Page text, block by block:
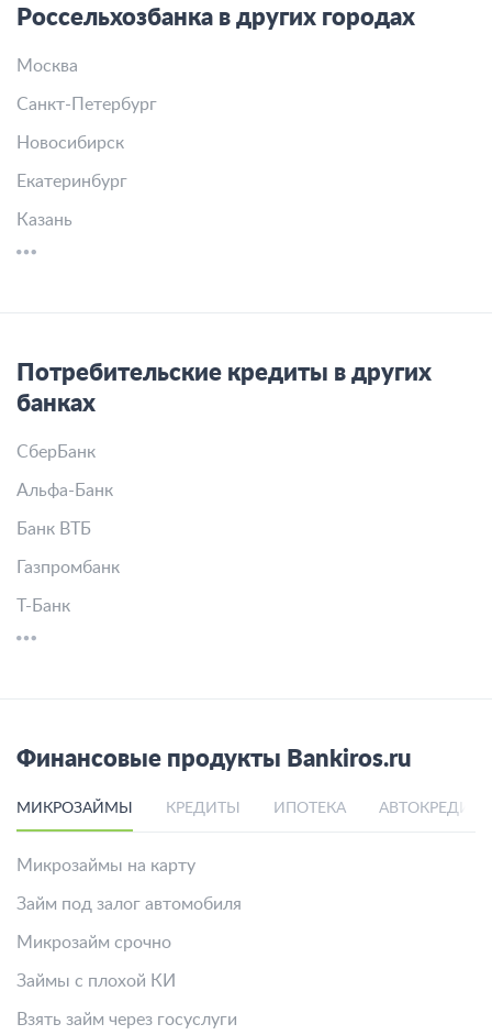
Россельхозбанка в других городах
Москва
Санкт-Петербург
Новосибирск
Екатеринбург
Казань
Потребительские кредиты в других
банках
СберБанк
Альфа-Банк
Банк ВТБ
Газпромбанк
Т-Банк
Финансовые продукты Bankiros.ru
МИКРОЗАЙМЫ КРЕДИТЫ ИПОТЕКА
Микрозаймы на карту
Займ под залог автомобиля
Микрозайм срочно
Займы с плохой КИ
Взять займ через госуслуги